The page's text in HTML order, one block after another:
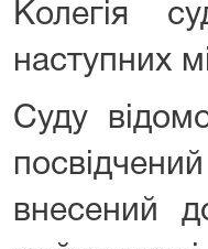
Колегія
наступних
Суду
внесений